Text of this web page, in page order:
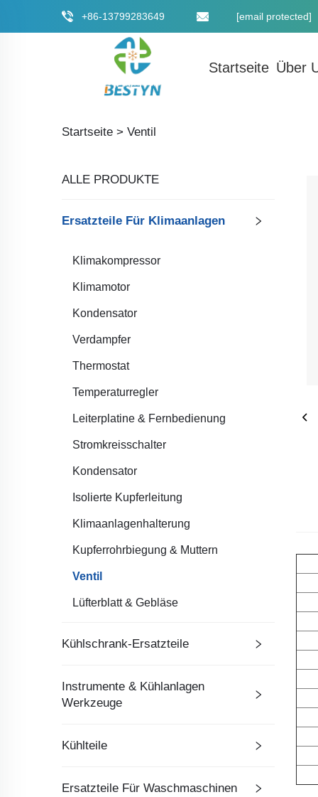
+86-13799283649 [email protected]
Startseite Über
Startseite > Ventil
ALLE PRODUKTE
Ersatzteile Für Klimaanlagen
Klimakompressor
Klimamotor
Kondensator
Verdampfer
Thermostat
Temperaturregler
Leiterplatine & Fernbedienung
Stromkreisschalter
Kondensator
Isolierte Kupferleitung
Klimaanlagenhalterung
Kupferrohrbiegung & Muttern
Ventil
Lüfterblatt & Gebläse
Kühlschrank-Ersatzteile
Instrumente & Kühlanlagen
Werkzeuge
Kühlteile
Ersatzteile Für Waschmaschinen